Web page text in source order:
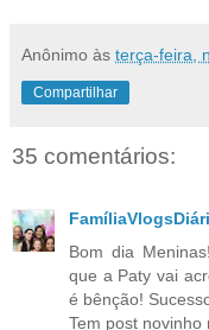
Anônimo às terça-feira,
Compartilhar
35 comentários:
Bom dia
que a Paty vai
é bênção!
Tem post novinho